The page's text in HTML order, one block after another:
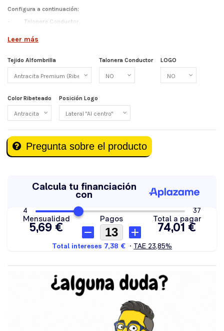
Configura a continuación:
-
Talonera Conductor
Color Ribeteado
-
Posición de Logo
Más detalles abajo.
Leer más
Tejido Alfombrilla Talonera Conductor LOGO
Color Ribeteado Posición Logo
Pregunta sobre el producto